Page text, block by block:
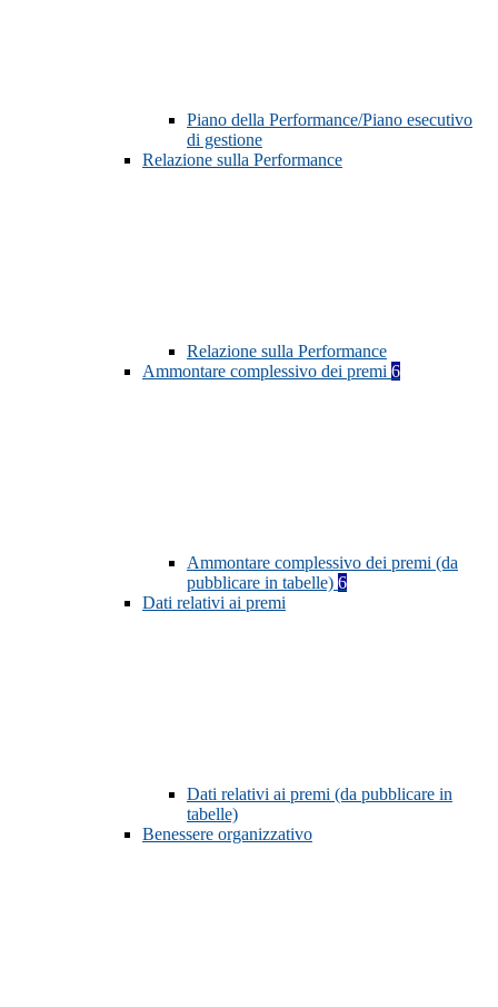
Piano della Performance/Piano esecutivo
di gestione
Relazione sulla Performance
Relazione sulla Performance
Ammontare complessivo dei premi 6
Ammontare complessivo dei premi (da
pubblicare in tabelle) 6
Dati relativi ai premi
Dati relativi ai premi (da pubblicare in
tabelle)
Benessere organizzativo